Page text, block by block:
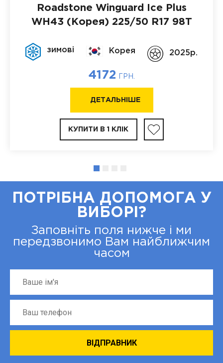
Roadstone Winguard Ice Plus
WH43 (Корея) 225/50 R17 98T
зимові Корея 2025p.
4172 ГРН.
ДЕТАЛЬНІШЕ
КУПИТИ В 1 КЛІК
ПОТРІБНА ДОПОМОГА У
ВИБОРІ?
Заповніть поля нижче і ми
передзвонимо Вам найближчим
часом